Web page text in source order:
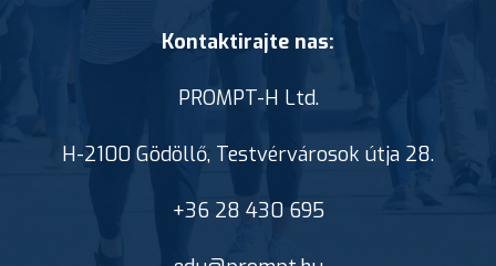
Kontaktirajte nas:
PROMPT-H Ltd.
H-2100 Gödöllő, Testvérvárosok útja 28.
+36 28 430 695